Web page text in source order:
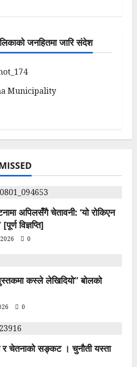
जनहितमा जारि संदेश
Municipality
अपिलसँगै चेतावनी: ‘यो रोकिएन
विज्ञप्ति]
0
कस्ले लेखिदियो” बोलको
0
र चेतनाको सङ्कट । चुनौती यस्ता